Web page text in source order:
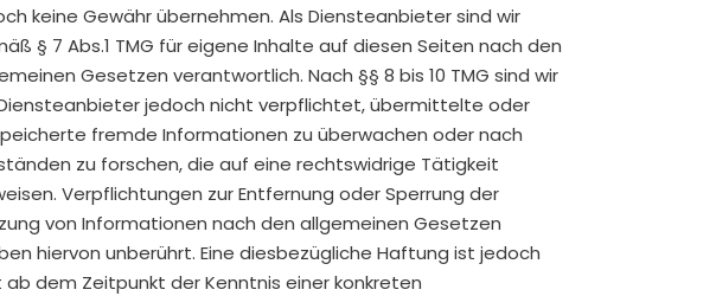
keine Gewähr übernehmen. Als Diensteanbieter sind wir
§ 7 Abs.1 TMG für eigene Inhalte auf diesen Seiten nach den
Gesetzen verantwortlich. Nach §§ 8 bis 10 TMG sind wir
jedoch nicht verpflichtet, übermittelte oder
fremde Informationen zu überwachen oder nach
zu forschen, die auf eine rechtswidrige Tätigkeit
Verpflichtungen zur Entfernung oder Sperrung der
von Informationen nach den allgemeinen Gesetzen
hiervon unberührt. Eine diesbezügliche Haftung ist jedoch
ab dem Zeitpunkt der Kenntnis einer konkreten